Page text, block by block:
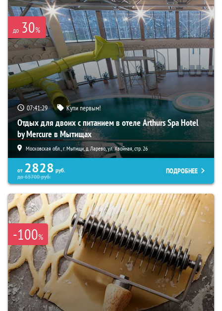
до 30%
07:41:28 Купи первым!
Отдых для двоих с питанием в отеле Arthurs Spa Hotel
by Mercure в Мытищах
Московская обл., г. Мытищи, д. Ларево, ул. Хвойная, стр. 26
от 2828 руб.
до65700руб.
ПОДРОБНЕЕ
-100%